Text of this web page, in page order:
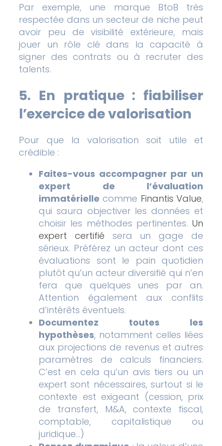
Par exemple, une marque BtoB très
respectée dans un secteur de niche peut
avoir peu de visibilité extérieure, mais
jouer un rôle clé dans la capacité à
signer des contrats ou à recruter des
talents.
5. En pratique : fiabiliser
l’exercice de valorisation
Pour que la valorisation soit utile et
crédible :
Faites-vous accompagner par un
expert de l’évaluation
immatérielle comme Finantis Value,
qui saura objectiver les données et
choisir les méthodes pertinentes. Un
expert certifié sera un gage de
sérieux. Préférez un acteur dont ces
évaluations sont le pain quotidien
plutôt qu’un acteur diversifié qui n’en
fera que quelques unes par an.
Attention également aux conflits
d’intérêts éventuels.
Documentez toutes les
hypothèses, notamment celles liées
aux projections de revenus et autres
paramètres de calculs financiers.
C’est en cela qu’un avis tiers ou un
expert sont nécessaires, surtout si le
contexte est exigeant (cession, prix
de transfert, M&A, contexte fiscal,
comptable, capitalistique ou
juridique…)